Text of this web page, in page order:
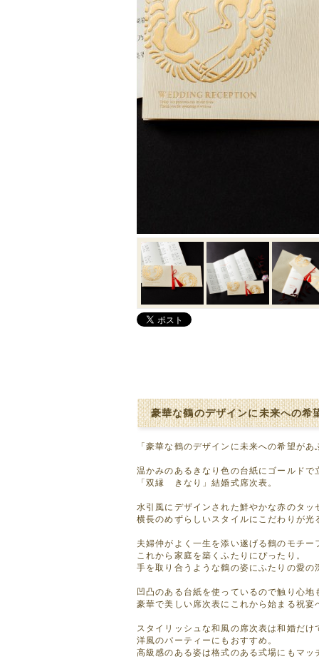
豪華な鶴のデザインに未来への希
「豪華な鶴のデザインに未来への希望があ
温かみのあるきなり色の台紙にゴールドで
「双縁 きなり」結婚式席次表。
水引風にデザインされた鮮やかな赤のタッ
横長のめずらしいスタイルにこだわりが光
夫婦仲がよく一生を添い遂げる鶴のモチー
これから家庭を築くふたりにぴったり。
手を取り合うような鶴の姿にふたりの愛の
凹凸のある台紙を使っているので触り心地
豪華で美しい席次表にこれから始まる祝宴
スタイリッシュな和風の席次表は和婚だけ
洋風のパーティーにもおすすめ。
高級感のある姿は格式のある式場にもマッ